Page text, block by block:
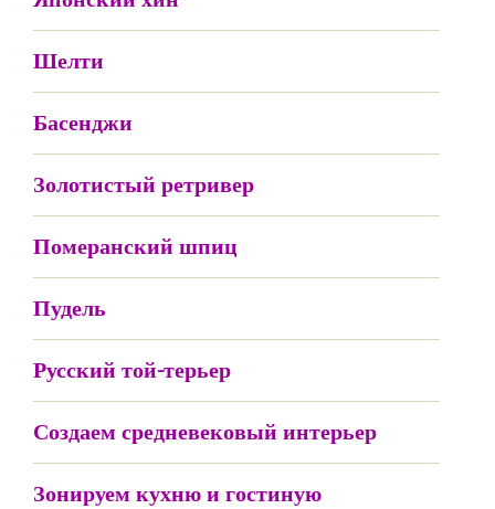
Шелти
Басенджи
Золотистый ретривер
Померанский шпиц
Пудель
Русский той-терьер
Создаем средневековый интерьер
Зонируем кухню и гостиную